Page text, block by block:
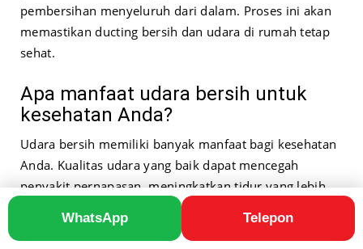
pembersihan menyeluruh dari dalam. Proses ini akan
memastikan ducting bersih dan udara di rumah tetap
sehat.
Apa manfaat udara bersih untuk
kesehatan Anda?
Udara bersih memiliki banyak manfaat bagi kesehatan
Anda. Kualitas udara yang baik dapat mencegah
penyakit pernapasan, meningkatkan tidur yang lebih
baik, dan memberikan lingkungan yang sehat di rumah
WhatsApp Telepon